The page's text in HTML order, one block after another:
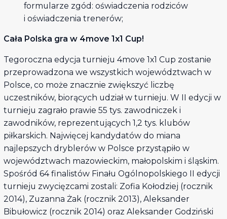
formularze zgód: oświadczenia rodziców
i oświadczenia trenerów;
Cała Polska gra w 4move 1x1 Cup!
Tegoroczna edycja turnieju 4move 1x1 Cup zostanie
przeprowadzona we wszystkich województwach w
Polsce, co może znacznie zwiększyć liczbę
uczestników, biorących udział w turnieju. W II edycji w
turnieju zagrało prawie 55 tys. zawodniczek i
zawodników, reprezentujących 1,2 tys. klubów
piłkarskich. Najwięcej kandydatów do miana
najlepszych dryblerów w Polsce przystąpiło w
województwach mazowieckim, małopolskim i śląskim.
Spośród 64 finalistów Finału Ogólnopolskiego II edycji
turnieju zwycięzcami zostali: Zofia Kołodziej (rocznik
2014), Zuzanna Żak (rocznik 2013), Aleksander
Bibułowicz (rocznik 2014) oraz Aleksander Godziński